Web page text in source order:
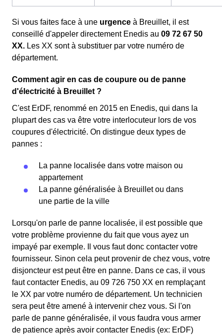
Si vous faites face à une urgence à Breuillet, il est
conseillé d'appeler directement Enedis au 09 72 67 50
XX. Les XX sont à substituer par votre numéro de
département.
Comment agir en cas de coupure ou de panne
d'électricité à Breuillet ?
C'est ErDF, renommé en 2015 en Enedis, qui dans la
plupart des cas va être votre interlocuteur lors de vos
coupures d'électricité. On distingue deux types de
pannes :
La panne localisée dans votre maison ou
appartement
La panne généralisée à Breuillet ou dans
une partie de la ville
Lorsqu'on parle de panne localisée, il est possible que
votre problème provienne du fait que vous ayez un
impayé par exemple. Il vous faut donc contacter votre
fournisseur. Sinon cela peut provenir de chez vous, votre
disjoncteur est peut être en panne. Dans ce cas, il vous
faut contacter Enedis, au 09 726 750 XX en remplaçant
le XX par votre numéro de département. Un technicien
sera peut être amené à intervenir chez vous. Si l'on
parle de panne généralisée, il vous faudra vous armer
de patience après avoir contacter Enedis (ex: ErDF)